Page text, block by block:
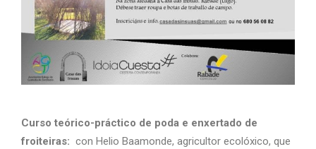
Curso teórico-práctico de poda e enxertado de
froiteiras: con Helio Baamonde, agricultor ecolóxico, que